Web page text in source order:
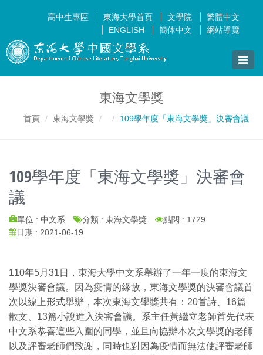
高中生專區 東海大學首頁 文學院
繁體中文
ENGLISH
簡体中文 網站導覽
Toggle
東海文學獎
首頁 東海文學獎 109學年度「東海文學獎」決審會議
109學年度「東海文學獎」決審會
議
單位 : 中文系 分類 : 東海文學獎
點閱 : 1729
日期 : 2021-06-19
110年5月31日，東海大學中文系舉辦了一年一度的東海文
學獎決審會議。因為疫情的緣故，東海文學獎的決審會議首
次以線上形式舉辦，本次東海文學獎共有：20首詩、16篇
散文、13篇小說進入決審會議。系主任黃繼立老師首先代表
中文系恭喜這些入圍的同學，並且向協辦本次文學獎的老師
以及評審老師們致謝，同時也對因為疫情而無法使評審老師